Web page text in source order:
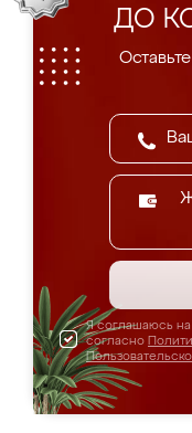
ДО
Я соглашаюсь
согласно